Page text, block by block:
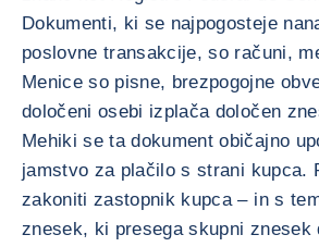
Dokumenti, ki se najpogosteje
poslovne transakcije, so računi,
Menice so pisne, brezpogojne
določeni osebi izplača določen
Mehiki se ta dokument običajno
jamstvo za plačilo s strani kupca.
zakoniti zastopnik kupca – in s
znesek, ki presega skupni znesek